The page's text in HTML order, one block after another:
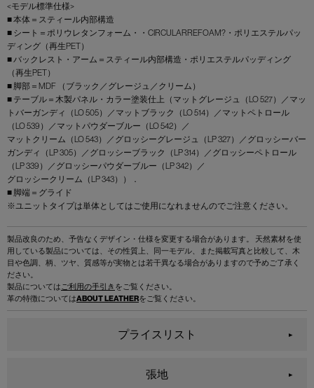
<モデル標準仕様>
■ 本体＝スティール内部構造
■ シート＝ポリウレタンフォーム・・CIRCULARREFOAM?・ポリエステルパッ
ディング（再生PET）
■ バックレスト・アーム＝スティール内部構造・ポリエステルパッディング
（再生PET）
■ 脚部＝MDF （ブラック／グレージュ／クリーム）
■ テーブル＝木製パネル・カラー塗装仕上（マットグレージュ（LO 527）／マッ
トバーガンディ（LO 505）／マットブラック（LO 514）／マットペトロール
（LO 539）／マットパウダーブルー（LO 542）／
マットクリーム（LO 543）／グロッシーグレージュ（LP 327）／グロッシーバー
ガンディ（LP 305）／グロッシーブラック（LP 314）／グロッシーペトロール
（LP 339）／グロッシーパウダーブルー（LP 342）／
グロッシークリーム（LP 343））．
■ 脚端＝グライド
※ユニットタイプは単体としてはご使用になれませんのでご注意ください。
製品改良のため、予告なくデザイン・仕様を変更する場合があります。 天然素材を使
用している製品については、その性質上、同一モデル、また掲載写真と比較して、木
目や色調、柄、ツヤ、質感等が実物とは若干異なる場合がありますので予めご了承く
ださい。
製品については ご利用の手引き をご覧ください。
革の特徴についてはABOUT LEATHERをご覧ください。
プライスリスト
張地